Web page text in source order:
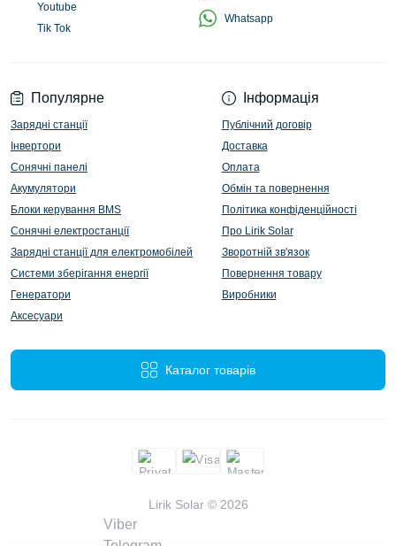
Популярне
Зарядні станції
Інвертори
Сонячні панелі
Акумулятори
Блоки керування BMS
Сонячні електростанції
Зарядні станції для електромобілей
Системи зберігання енергії
Генератори
Аксесуари
Інформація
Публічний договір
Доставка
Оплата
Обмін та повернення
Політика конфіденційності
Про Lirik Solar
Зворотній зв'язок
Повернення товару
Виробники
Каталог товарів
Youtube
Tik Tok
Whatsapp
Lirik Solar © 2026
Viber